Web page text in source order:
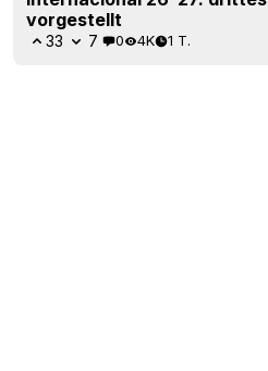
vorgestellt
33 7 0 4K 1 T.